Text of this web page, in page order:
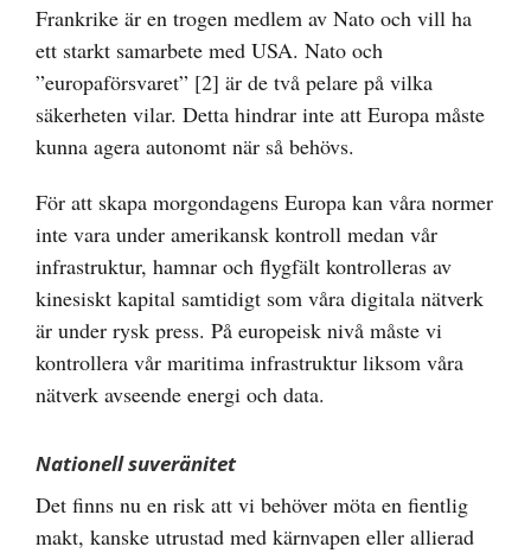
Frankrike är en trogen medlem av Nato och vill ha
ett starkt samarbete med USA. Nato och
”europaförsvaret” [2] är de två pelare på vilka
säkerheten vilar. Detta hindrar inte att Europa måste
kunna agera autonomt när så behövs.
För att skapa morgondagens Europa kan våra normer
inte vara under amerikansk kontroll medan vår
infrastruktur, hamnar och flygfält kontrolleras av
kinesiskt kapital samtidigt som våra digitala nätverk
är under rysk press. På europeisk nivå måste vi
kontrollera vår maritima infrastruktur liksom våra
nätverk avseende energi och data.
Nationell suveränitet
Det finns nu en risk att vi behöver möta en fientlig
makt, kanske utrustad med kärnvapen eller allierad